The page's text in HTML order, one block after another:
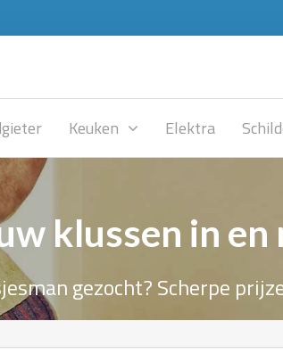
Keuken Elektra
klussen in
gezocht? Scherpe